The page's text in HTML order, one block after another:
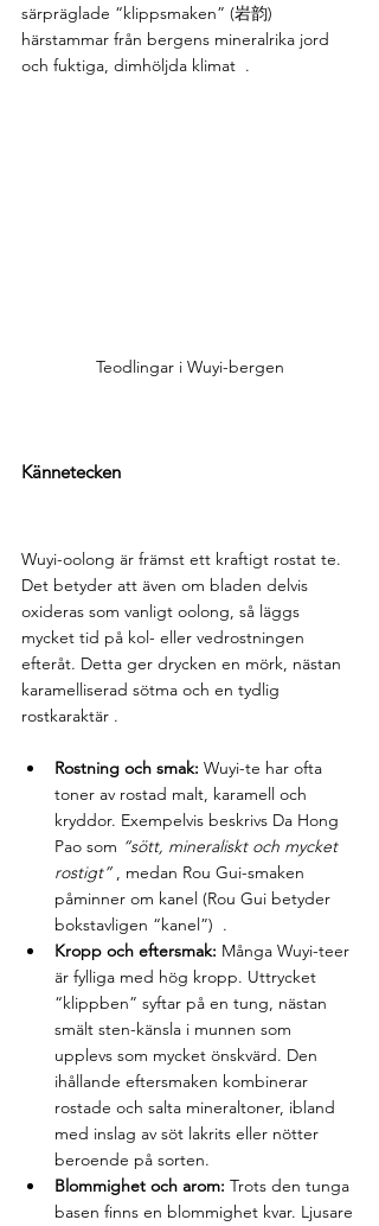
särpräglade “klippsmaken” (岩韵)
härstammar från bergens mineralrika jord
och fuktiga, dimhöljda klimat  .
Teodlingar i Wuyi-bergen
Kännetecken
Wuyi-oolong är främst ett kraftigt rostat te.
Det betyder att även om bladen delvis
oxideras som vanligt oolong, så läggs
mycket tid på kol- eller vedrostningen
efteråt. Detta ger drycken en mörk, nästan
karamelliserad sötma och en tydlig
rostkaraktär .
Rostning och smak: Wuyi-te har ofta
toner av rostad malt, karamell och
kryddor. Exempelvis beskrivs Da Hong
Pao som “sött, mineraliskt och mycket
rostigt” , medan Rou Gui-smaken
påminner om kanel (Rou Gui betyder
bokstavligen “kanel”)  .
Kropp och eftersmak: Många Wuyi-teer
är fylliga med hög kropp. Uttrycket
“klippben” syftar på en tung, nästan
smält sten-känsla i munnen som
upplevs som mycket önskvärd. Den
ihållande eftersmaken kombinerar
rostade och salta mineraltoner, ibland
med inslag av söt lakrits eller nötter
beroende på sorten.
Blommighet och arom: Trots den tunga
basen finns en blommighet kvar. Ljusare